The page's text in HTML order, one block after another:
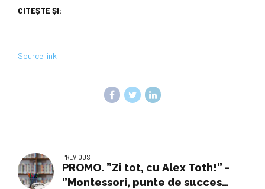
CITEȘTE ȘI:
Source link
PREVIOUS
PROMO. ”Zi tot, cu Alex Toth!” -
”Montessori, punte de succes